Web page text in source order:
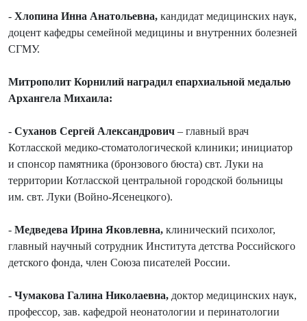
- Хлопина Инна Анатольевна, кандидат медицинских наук,
доцент кафедры семейной медицины и внутренних болезней
СГМУ.
Митрополит Корнилий наградил епархиальной медалью
Архангела Михаила:
- Суханов Сергей Александрович – главный врач
Котласской медико-стоматологической клиники; инициатор
и спонсор памятника (бронзового бюста) свт. Луки на
территории Котласской центральной городской больницы
им. свт. Луки (Войно-Ясенецкого).
- Медведева Ирина Яковлевна, клинический психолог,
главный научный сотрудник Института детства Российского
детского фонда, член Союза писателей России.
- Чумакова Галина Николаевна, доктор медицинских наук,
профессор, зав. кафедрой неонатологии и перинатологии